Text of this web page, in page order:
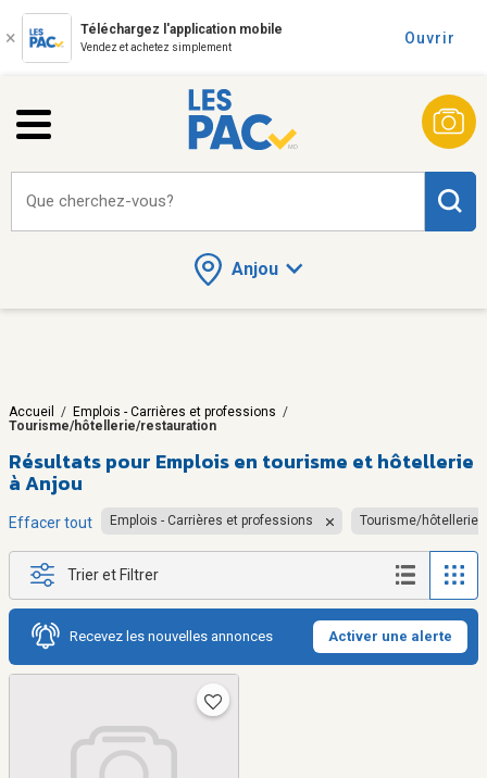
Téléchargez l'application mobile
Vendez et achetez simplement
Ouvrir
Anjou
Que cherchez-vous?
Accueil / Emplois - Carrières et professions /
Tourisme/hôtellerie/restauration
Résultats pour Emplois en tourisme et hôtellerie
à Anjou
Effacer tout Emplois - Carrières et professions Tourisme/
Trier et Filtrer
Recevez les nouvelles annonces Activer une alerte